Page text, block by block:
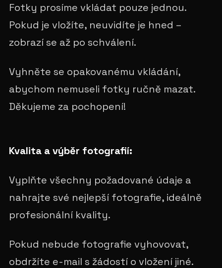
Fotky prosíme vkládat pouze jednou.
Pokud je vložíte, neuvidíte je hned –
zobrazí se až po schválení.
Vyhněte se opakovanému vkládání,
abychom nemuseli fotky ručně mazat.
Děkujeme za pochopení!
Kvalita a výběr fotografií:
Vyplňte všechny požadované údaje a
nahrajte své nejlepší fotografie, ideálně
profesionální kvality.
Pokud nebude fotografie vyhovovat,
obdržíte e-mail s žádostí o vložení jiné.